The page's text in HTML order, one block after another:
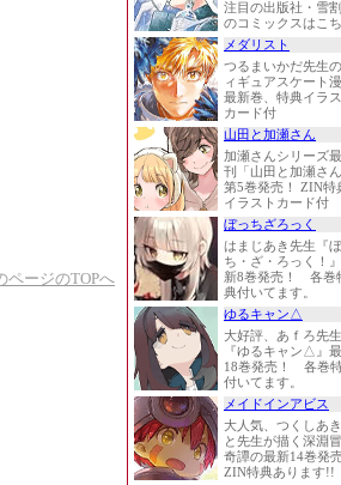
ページのTOPへ
注目の出版社・雪
のコミックスはこ
メダリスト
つるまいかだ先生
ィギュアスケート
最新巻、特典イラス
カード付
山田と加瀬さん
加瀬さんシリーズ
刊「山田と加瀬さん
第5巻発売！ ZIN特
イラストカード付
ぼっちざろっく
はまじあき先生『
ち・ざ・ろっく！
新8巻発売！ 各巻
典付いてます。
ゆるキャン△
大好評、あｆろ先生
『ゆるキャン△』
18巻発売！ 各巻
付いてます。
メイドインアビス
大人気、つくしあ
と先生が描く深淵
奇譚の最新14巻発売
ZIN特典あります!!